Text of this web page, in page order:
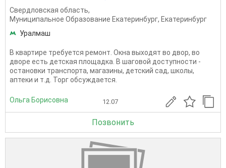
Свердловская область,
Муниципальное Образование Екатеринбург, Екатеринбург
Уралмаш
В квартире требуется ремонт. Окна выходят во двор, во
дворе есть детская площадка. В шаговой доступности -
остановки транспорта, магазины, детский сад, школы,
аптеки и т.д. Торг обсуждается.
Ольга Борисовна 12.07
Позвонить